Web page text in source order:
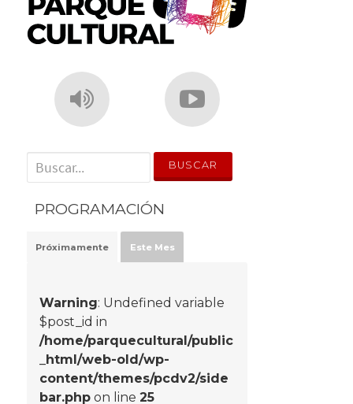
' . __('Search for:') . '
PROGRAMACIÓN
Próximamente Este Mes
Warning: Undefined variable
$post_id in
/home/parquecultural/public
_html/web-old/wp-
content/themes/pcdv2/side
bar.php on line25